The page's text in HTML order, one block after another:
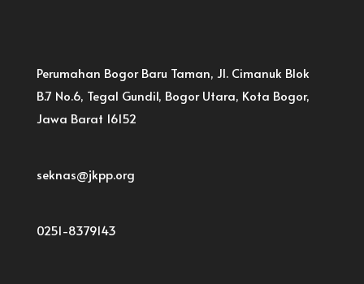
Perumahan Bogor Baru Taman, Jl. Cimanuk Blok
B.7 No.6, Tegal Gundil, Bogor Utara, Kota Bogor,
Jawa Barat 16152
seknas@jkpp.org
0251-8379143